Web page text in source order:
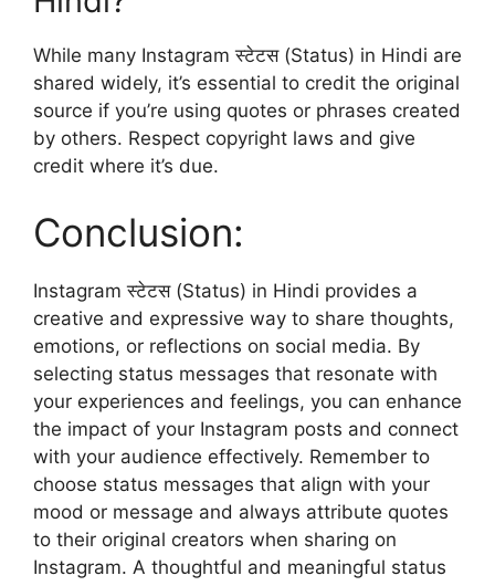
While many Instagram स्टेटस (Status) in Hindi are
shared widely, it’s essential to credit the original
source if you’re using quotes or phrases created
by others. Respect copyright laws and give
credit where it’s due.
Conclusion:
Instagram स्टेटस (Status) in Hindi provides a
creative and expressive way to share thoughts,
emotions, or reflections on social media. By
selecting status messages that resonate with
your experiences and feelings, you can enhance
the impact of your Instagram posts and connect
with your audience effectively. Remember to
choose status messages that align with your
mood or message and always attribute quotes
to their original creators when sharing on
Instagram. A thoughtful and meaningful status